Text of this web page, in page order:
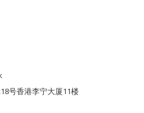
号香港李宁大厦11楼